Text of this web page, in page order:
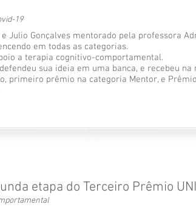
19
Julio Gonçalves mentorado pela professora
em todas as categorias.
a terapia cognitivo-comportamental.
sua ideia em uma banca, e recebeu
primeiro prêmio na categoria Mentor, e
etapa do Terceiro Prêmio